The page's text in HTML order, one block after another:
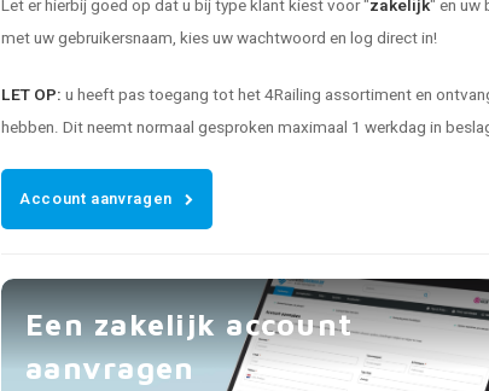
Let er hierbij goed op dat u bij type klant kiest voor "zakelijk" en uw
met uw gebruikersnaam, kies uw wachtwoord en log direct in!
LET OP: u heeft pas toegang tot het 4Railing assortiment en
hebben. Dit neemt normaal gesproken maximaal 1 werkdag in
Account aanvragen
Een zakelijk account
aanvragen